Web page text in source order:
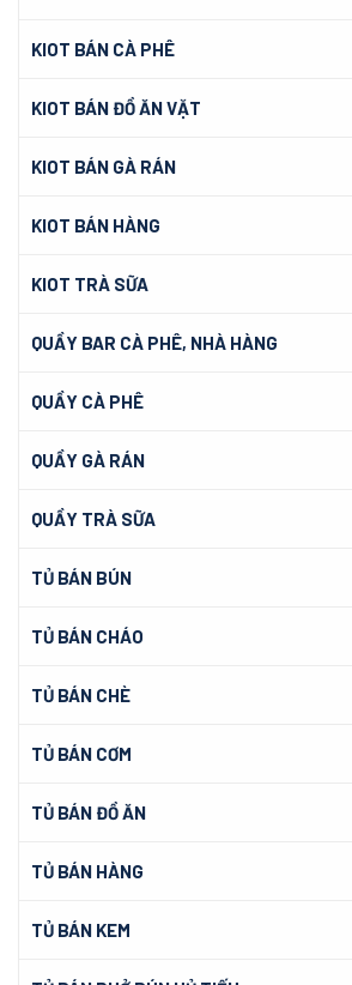
KIOT BÁN CÀ PHÊ
KIOT BÁN ĐỒ ĂN VẶT
KIOT BÁN GÀ RÁN
KIOT BÁN HÀNG
KIOT TRÀ SỮA
QUẦY BAR CÀ PHÊ, NHÀ HÀNG
QUẦY CÀ PHÊ
QUẦY GÀ RÁN
QUẦY TRÀ SỮA
TỦ BÁN BÚN
TỦ BÁN CHÁO
TỦ BÁN CHÈ
TỦ BÁN CƠM
TỦ BÁN ĐỒ ĂN
TỦ BÁN HÀNG
TỦ BÁN KEM